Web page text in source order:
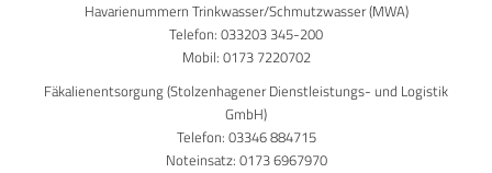
Havarienummern Trinkwasser/Schmutzwasser (MWA)
Telefon: 033203 345-200
Mobil: 0173 7220702
Fäkalienentsorgung (Stolzenhagener Dienstleistungs- und Logistik
GmbH)
Telefon: 03346 884715
Noteinsatz: 0173 6967970